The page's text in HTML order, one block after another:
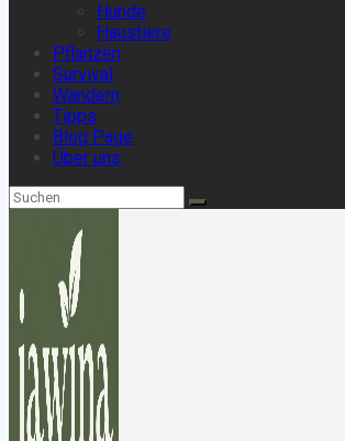
Hunde
Haustiere
Pflanzen
Survival
Wandern
Tipps
Blog Page
Über uns